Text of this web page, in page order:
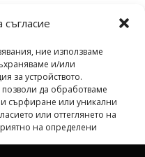
съгласие
ние използваме
и/или
за устройството.
да обработваме
сърфиране или уникални
или оттеглянето на
на определени
на част или
veilend.com без
запазени. | 2026 ©